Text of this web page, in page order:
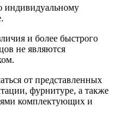
индивидуальному
и более быстрого
не являются
от представленных
фурнитуре, а также
комплектующих и